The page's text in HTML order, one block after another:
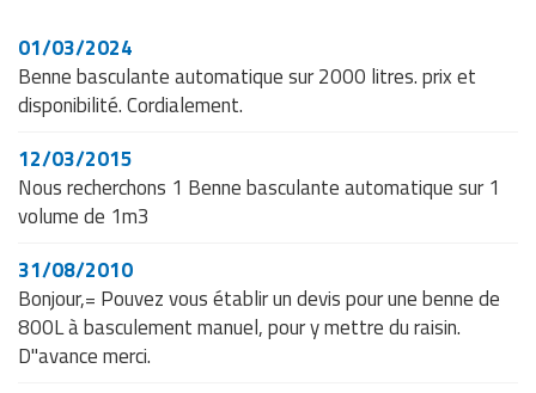
01/03/2024
Benne basculante automatique sur 2000 litres. prix et
disponibilité. Cordialement.
12/03/2015
Nous recherchons 1 Benne basculante automatique sur 1
volume de 1m3
31/08/2010
Bonjour,= Pouvez vous établir un devis pour une benne de
800L à basculement manuel, pour y mettre du raisin.
D"avance merci.